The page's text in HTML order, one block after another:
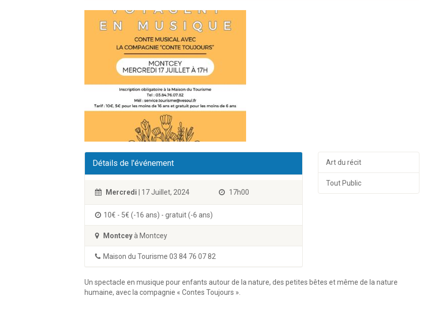
Détails de l'événement
Mercredi | 17 Juillet, 2024 17h00
10€ - 5€ (-16 ans) - gratuit (-6 ans)
Montceyà Montcey
Maison du Tourisme 03 84 76 07 82
Art du récit
Tout Public
Un spectacle en musique pour enfants autour de la nature, des petites bêtes et même de la nature
humaine, avec la compagnie « Contes Toujours ».